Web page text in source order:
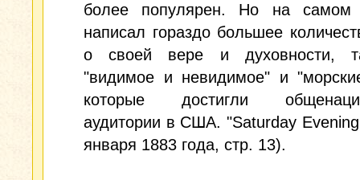
более популярен. Но на
написал гораздо большее
о своей вере и духовности,
"видимое и невидимое" и
которые достигли
аудитории в США. "Saturday
января 1883 года, стр. 13).